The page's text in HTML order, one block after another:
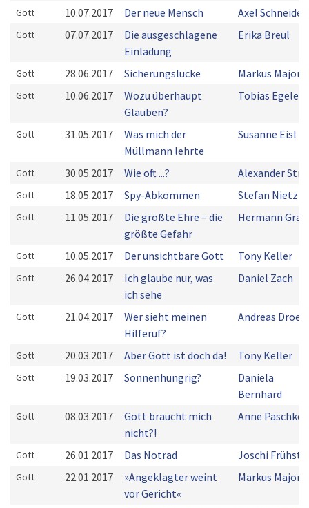
Gott 10.07.2017 Der neue Mensch Axel Schneider
Gott 07.07.2017
Die ausgeschlagene
Einladung
Erika Breul
Gott 28.06.2017 Sicherungslücke Markus
Gott 10.06.2017
Wozu überhaupt
Glauben?
Tobias Egeler
Gott 31.05.2017
Was mich der
Müllmann lehrte
Susanne Eisl
Gott 30.05.2017 Wie oft ...? Alexander
Gott 18.05.2017 Spy-Abkommen Stefan Nietzke
Gott 11.05.2017
Die größte Ehre – die
größte Gefahr
Hermann
Gott 10.05.2017 Der unsichtbare Gott Tony Keller
Gott 26.04.2017
Ich glaube nur, was
ich sehe
Daniel Zach
Gott 21.04.2017
Wer sieht meinen
Hilferuf?
Andreas
Gott 20.03.2017 Aber Gott ist doch da! Tony Keller
Gott 19.03.2017 Sonnenhungrig?
Daniela
Bernhard
Gott 08.03.2017
Gott braucht mich
nicht?!
Anne Paschke
Gott 26.01.2017 Das Notrad Joschi
Gott 22.01.2017
»Angeklagter weint
vor Gericht«
Markus